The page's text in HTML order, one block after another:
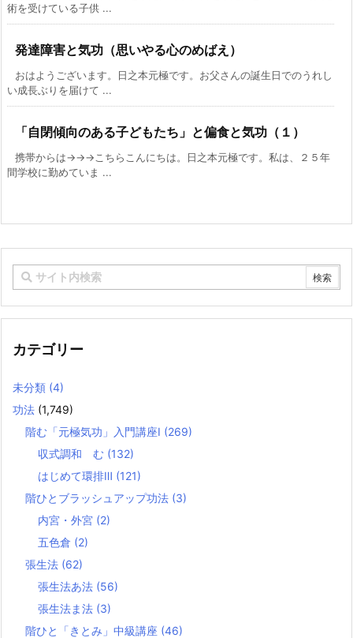
術を受けている子供 ...
発達障害と気功（思いやる心のめばえ）
おはようございます。日之本元極です。お父さんの誕生日でのうれし
い成長ぶりを届けて ...
「自閉傾向のある子どもたち」と偏食と気功（１）
携帯からは→→→こちらこんにちは。日之本元極です。私は、２５年
間学校に勤めていま ...
カテゴリー
未分類 (4)
功法 (1,749)
階む「元極気功」入門講座Ⅰ (269)
収式調和 む (132)
はじめて環排Ⅲ (121)
階ひとブラッシュアップ功法 (3)
内宮・外宮 (2)
五色倉 (2)
張生法 (62)
張生法あ法 (56)
張生法ま法 (3)
階ひと「きとみ」中級講座 (46)